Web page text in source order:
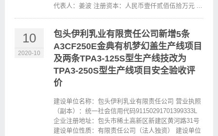
代表人：姜波 注册资本：人民币壹仟贰佰伍拾万元 ...
10
2020-10
包头伊利乳业有限责任公司新增5条
A3CF250E金典有机梦幻盖生产线项目
及两条TPA3-125S型生产线技改为
TPA3-250S型生产线项目安全验收评
价
建设单位名称：包头伊利乳业有限责任公司 营业执照
（副本）：统一社会信用代码91150291701399333L
企业注册地址：包头市稀土高新区新建区黄河路31号
建设单位性质：有限责任公司（法人独资） 建设单位